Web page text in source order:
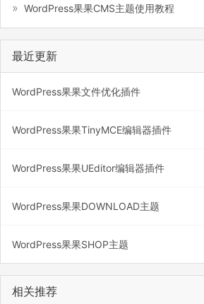
WordPress果果CMS主题使用教程
最近更新
WordPress果果文件优化插件
WordPress果果TinyMCE编辑器插件
WordPress果果UEditor编辑器插件
WordPress果果DOWNLOAD主题
WordPress果果SHOP主题
相关推荐